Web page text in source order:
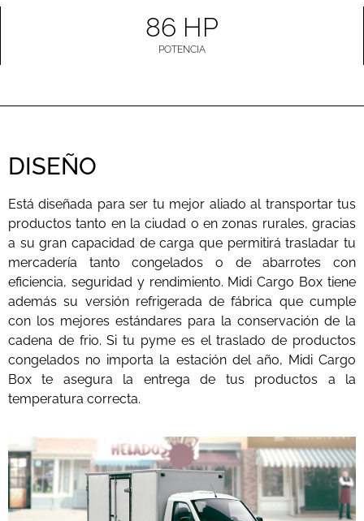
86 HP
POTENCIA
DISEÑO
Está diseñada para ser tu mejor aliado al transportar tus
productos tanto en la ciudad o en zonas rurales, gracias
a su gran capacidad de carga que permitirá trasladar tu
mercadería tanto congelados o de abarrotes con
eficiencia, seguridad y rendimiento. Midi Cargo Box tiene
además su versión refrigerada de fábrica que cumple
con los mejores estándares para la conservación de la
cadena de frio. Si tu pyme es el traslado de productos
congelados no importa la estación del año, Midi Cargo
Box te asegura la entrega de tus productos a la
temperatura correcta.